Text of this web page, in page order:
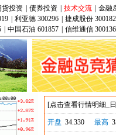
货投资 债券投资 技术交流 金融
利亚德 300296 捷成股份 300182
中国石油 601857 信维通信 300136
[点击查看行情明细_
开盘 34.330 最高